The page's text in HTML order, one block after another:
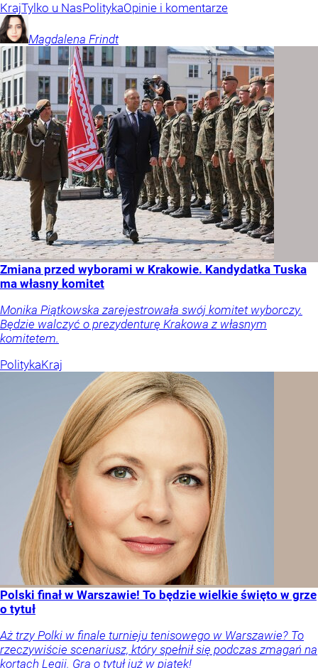
KrajTylko u NasPolitykaOpinie i komentarze
Magdalena Frindt
Zmiana przed wyborami w Krakowie. Kandydatka Tuska
ma własny komitet
Monika Piątkowska zarejestrowała swój komitet wyborczy.
Będzie walczyć o prezydenturę Krakowa z własnym
komitetem.
PolitykaKraj
Polski finał w Warszawie! To będzie wielkie święto w grze
o tytuł
Aż trzy Polki w finale turnieju tenisowego w Warszawie? To
rzeczywiście scenariusz, który spełnił się podczas zmagań na
kortach Legii. Gra o tytuł już w piątek!